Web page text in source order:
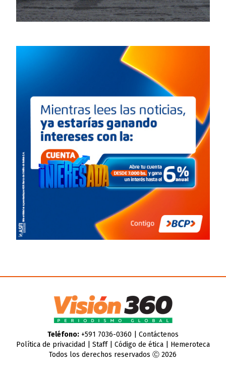
Teléfono:+591 7036-0360 | Contáctenos
Política de privacidad
Staff| Código de ética| Hemeroteca
Todos los derechos reservados Ⓒ 2026